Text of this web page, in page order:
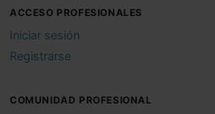
ACCESO PROFESIONALES
Iniciar sesión
Registrarse
COMUNIDAD PROFESIONAL